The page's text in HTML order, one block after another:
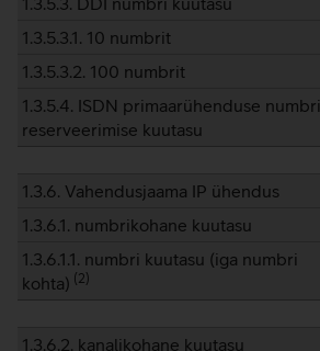
1.3.5.3.1. 10 numbrit
1.3.5.3.2. 100 numbrit
1.3.5.4. ISDN primaarühenduse numbri
reserveerimise kuutasu
1.3.6. Vahendusjaama IP ühendus
1.3.6.1. numbrikohane kuutasu
1.3.6.1.1. numbri kuutasu (iga numbri
kohta) (2)
1.3.6.2. kanalikohane kuutasu